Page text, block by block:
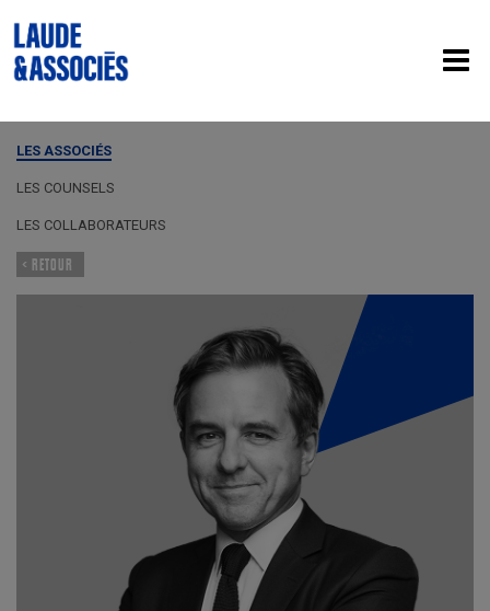
LES ASSOCIÉS
LES COUNSELS
LES COLLABORATEURS
< RETOUR